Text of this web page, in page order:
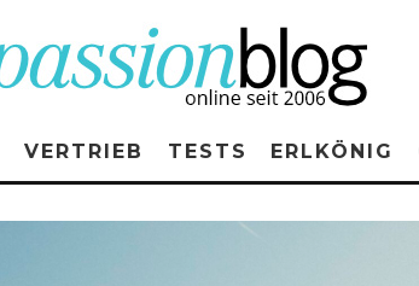
VERTRIEB TESTS ERLKÖNIG